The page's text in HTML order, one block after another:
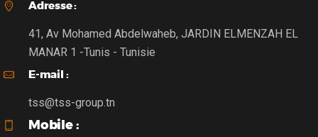
Adresse :
41, Av Mohamed Abdelwaheb, JARDIN ELMENZAH EL
MANAR 1 -Tunis - Tunisie
E-mail :
tss@tss-group.tn
Mobile :